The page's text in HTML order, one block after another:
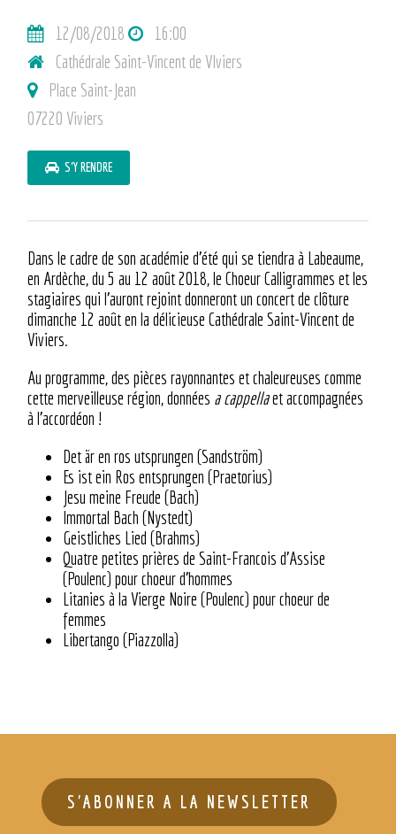
12/08/2018
16:00
Cathédrale Saint-Vincent de VIviers
Place Saint-Jean
07220 Viviers
S'Y RENDRE
Dans le cadre de son académie d’été qui se tiendra à Labeaume,
en Ardèche, du 5 au 12 août 2018, le Choeur Calligrammes et les
stagiaires qui l’auront rejoint donneront un concert de clôture
dimanche 12 août en la délicieuse Cathédrale Saint-Vincent de
Viviers.
Au programme, des pièces rayonnantes et chaleureuses comme
cette merveilleuse région, données a cappellaet accompagnées
à l’accordéon !
Det är en ros utsprungen (Sandström)
Es ist ein Ros entsprungen (Praetorius)
Jesu meine Freude (Bach)
Immortal Bach (Nystedt)
Geistliches Lied (Brahms)
Quatre petites prières de Saint-Francois d’Assise
(Poulenc) pour choeur d’hommes
Litanies à la Vierge Noire (Poulenc) pour choeur de
femmes
Libertango (Piazzolla)
S'ABONNER A LA NEWSLETTER